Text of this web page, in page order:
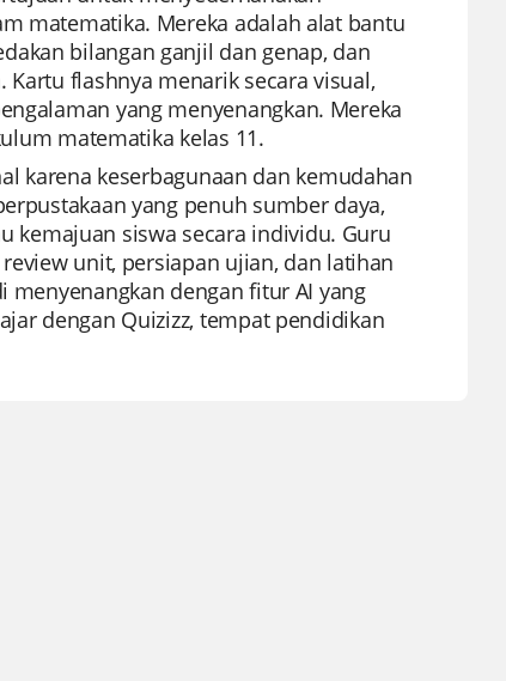
matematika. Mereka adalah alat bantu
bilangan ganjil dan genap, dan
flashnya menarik secara visual,
yang menyenangkan. Mereka
matematika kelas 11.
karena keserbagunaan dan kemudahan
yang penuh sumber daya,
kemajuan siswa secara individu. Guru
unit, persiapan ujian, dan latihan
dengan fitur AI yang
dengan Quizizz, tempat pendidikan